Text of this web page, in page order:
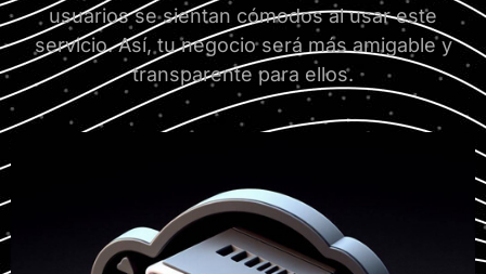
usuarios se sientan cómodos al usar este
servicio. Así, tu negocio será más amigable y
transparente para ellos.